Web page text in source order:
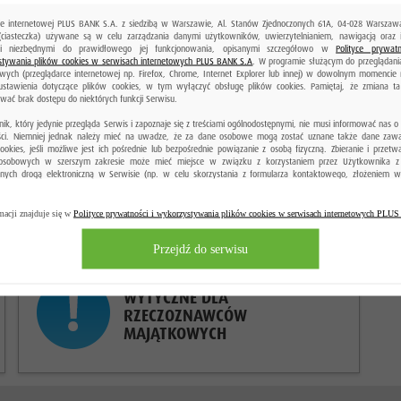
WYTYCZNE DLA
RZECZOZNAWCÓW
MAJĄTKOWYCH
internetowej PLUS BANK S.A. z siedzibą w Warszawie, Al. Stanów Zjednoczonych 61A, 04-028
używane są w celu zarządzania danymi użytkowników, uwierzytelnianiem, nawigacją oraz
niezbędnymi do prawidłowego jej funkcjonowania, opisanymi szczegółowo wPolityce
plików cookies w serwisach internetowych PLUS BANK S.A . W programie służącym do
(przeglądarce internetowej np. Firefox, Chrome, Internet Explorer lub innej) w dowolnym momencie
dotyczące plików cookies, w tym wyłączyć obsługę plików cookies. Pamiętaj, że zmiana
brak dostępu do niektórych funkcji Serwisu.
który jedynie przegląda Serwis i zapoznaje się z treściami ogólnodostępnymi, nie musi informować nas o
Niemniej jednak należy mieć na uwadze, że za dane osobowe mogą zostać uznane także dane
jeśli możliwe jest ich pośrednie lub bezpośrednie powiązanie z osobą fizyczną. Zbieranie i
w szerszym zakresie może mieć miejsce w związku z korzystaniem przez Użytkownika z
drogą elektroniczną w Serwisie (np. w celu skorzystania z formularza kontaktowego, złożeniem
możliwe anonimowe korzystanie z usług, dostępnych w niepublicznej części Serwisu, związanych z
znajduje się w Polityce prywatności i wykorzystywania plików cookies w serwisach internetowych
Przejdź do serwisu